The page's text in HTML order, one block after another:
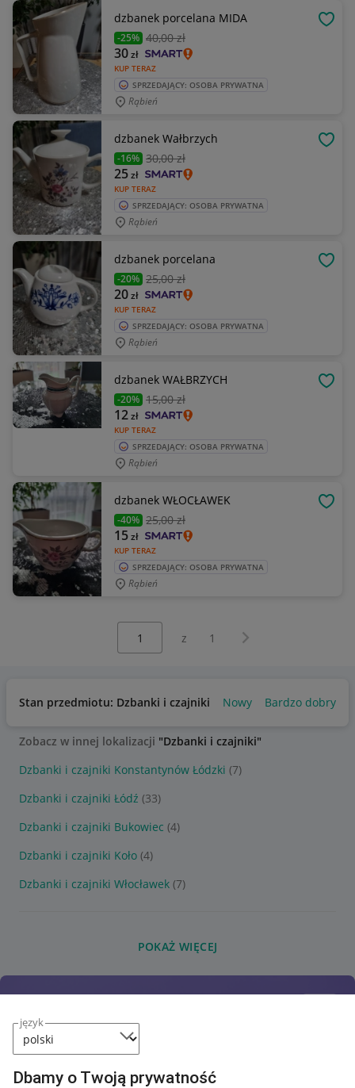
język
Dbamy o Twoją prywatność
dzbanek porcelana MIDA
-25% 40,00 zł
KUP TERAZ
30zł
SPRZEDAJĄCY: OSOBA PRYWATNA
Rąbień
dzbanek Wałbrzych
-16% 30,00 zł
KUP TERAZ
25zł
SPRZEDAJĄCY: OSOBA PRYWATNA
Rąbień
dzbanek porcelana
-20% 25,00 zł
KUP TERAZ
20zł
SPRZEDAJĄCY: OSOBA PRYWATNA
Rąbień
dzbanek WAŁBRZYCH
-20% 15,00 zł
KUP TERAZ
12zł
SPRZEDAJĄCY: OSOBA PRYWATNA
Rąbień
dzbanek WŁOCŁAWEK
-40% 25,00 zł
KUP TERAZ
15zł
SPRZEDAJĄCY: OSOBA PRYWATNA
Rąbień
z 1 Następna strona
Stan przedmiotu: Dzbanki i czajniki Nowy Bardzo dobry
Zobacz w innej lokalizacji "Dzbanki i czajniki"
Dzbanki i czajniki Konstantynów Łódzki (7)
Dzbanki i czajniki Łódź (33)
Dzbanki i czajniki Bukowiec (4)
Dzbanki i czajniki Koło (4)
Dzbanki i czajniki Włocławek (7)
POKAŻ WIĘCEJ